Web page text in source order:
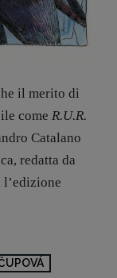
il merito di
come R.U.R.
Catalano
redatta da